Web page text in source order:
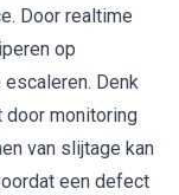
Door realtime
op
Denk
door monitoring
van slijtage kan
een defect